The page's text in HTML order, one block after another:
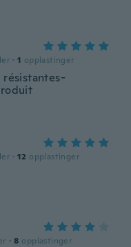
· 1 opplastinger
résistantes-
· 12 opplastinger
· 8 opplastinger